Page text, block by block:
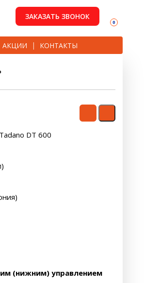
ЗАКАЗАТЬ ЗВОНОК
0
АКЦИИ КОНТАКТЫ
DT 600
(нижним) управлением